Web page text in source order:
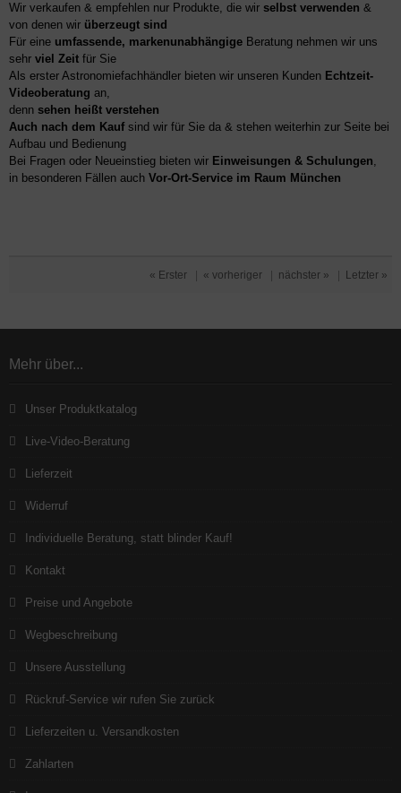
Wir verkaufen & empfehlen nur Produkte, die wir selbst verwenden &
von denen wir überzeugt sind
Für eine umfassende, markenunabhängige Beratung nehmen wir uns
sehr viel Zeit für Sie
Als erster Astronomiefachhändler bieten wir unseren Kunden Echtzeit-
Videoberatung an,
denn sehen heißt verstehen
Auch nach dem Kaufsind wir für Sie da & stehen weiterhin zur Seite bei
Aufbau und Bedienung
Bei Fragen oder Neueinstieg bieten wir Einweisungen & Schulungen,
in besonderen Fällen auch Vor-Ort-Service im Raum München
« Erster « vorheriger nächster » Letzter »
Mehr über...
Unser Produktkatalog
Live-Video-Beratung
Lieferzeit
Widerruf
Individuelle Beratung, statt blinder Kauf!
Kontakt
Preise und Angebote
Wegbeschreibung
Unsere Ausstellung
Rückruf-Service wir rufen Sie zurück
Lieferzeiten u. Versandkosten
Zahlarten